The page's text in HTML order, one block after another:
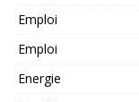
Emploi
Emploi
Energie